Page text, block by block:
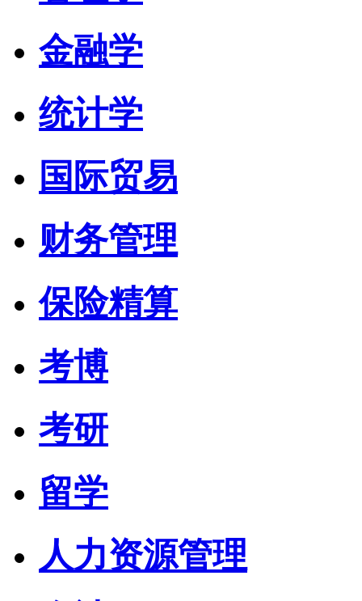
金融学
统计学
国际贸易
财务管理
保险精算
考博
考研
留学
人力资源管理